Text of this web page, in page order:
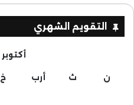
التقويم الشهري
أكتوبر 2022
ن ث أرب خ